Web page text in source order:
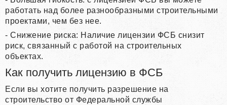
работать над более разнообразными строительными
проектами, чем без нее.
- Снижение риска: Наличие лицензии ФСБ снизит
риск, связанный с работой на строительных
объектах.
Как получить лицензию в ФСБ
Если вы хотите получить разрешение на
строительство от Федеральной службы